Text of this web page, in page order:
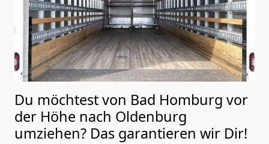
Du möchtest von Bad Homburg vor
der Höhe nach Oldenburg
umziehen? Das garantieren wir Dir!